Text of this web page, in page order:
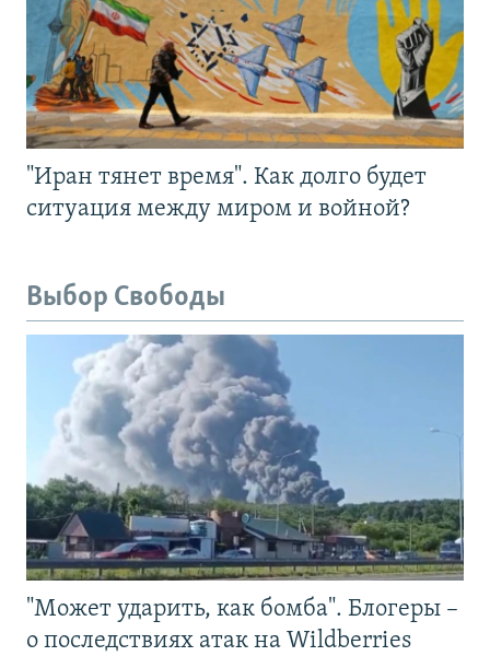
"Иран тянет время". Как долго будет
ситуация между миром и войной?
Выбор Свободы
"Может ударить, как бомба". Блогеры –
о последствиях атак на Wildberries